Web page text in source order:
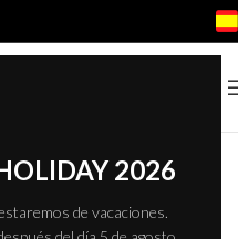
2026
de vacaciones.